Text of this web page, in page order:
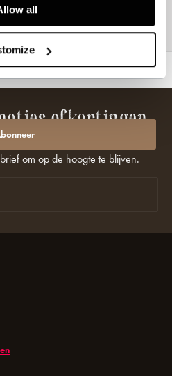
all
Officiële licentie met
of kortingen
om op de hoogte te blijven.